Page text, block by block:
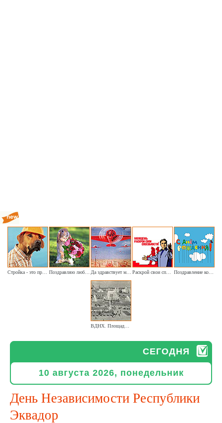
СЕГОДНЯ
10 августа 2026, понедельник
День Независимости Республики
Эквадор